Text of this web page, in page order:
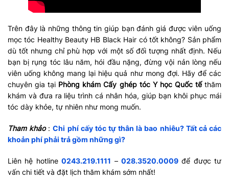
Trên đây là những thông tin giúp bạn đánh giá được viên uống
mọc tóc Healthy Beauty HB Black Hair có tốt không? Sản phẩm
dù tốt nhưng chỉ phù hợp với một số đối tượng nhất định. Nếu
bạn bị rụng tóc lâu năm, hói đầu nặng, đừng vội nản lòng nếu
viên uống không mang lại hiệu quả như mong đợi. Hãy để các
chuyên gia tại Phòng khám Cấy ghép tóc Y học Quốc tế thăm
khám và đưa ra liệu trình cá nhân hóa, giúp bạn khôi phục mái
tóc dày khỏe, tự nhiên như mong muốn.
Tham khảo:Chi phí cấy tóc tự thân là bao nhiêu? Tất cả các
khoản phí phải trả gồm những gì?
Liên hệ hotline0243.219.1111 – 028.3520.0009để được tư
vấn chi tiết và đặt lịch thăm khám sớm nhất!